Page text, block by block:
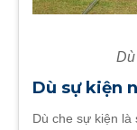
Dù sự kiện
Dù che sự kiện